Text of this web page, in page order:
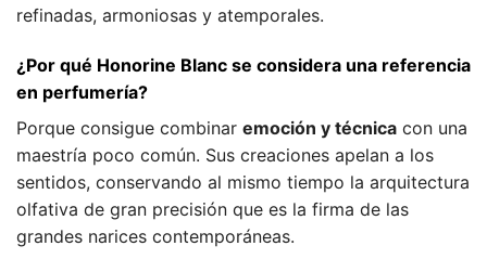
refinadas, armoniosas y atemporales.
¿Por qué Honorine Blanc se considera una referencia
en perfumería?
Porque consigue combinar emoción y técnica con una
maestría poco común. Sus creaciones apelan a los
sentidos, conservando al mismo tiempo la arquitectura
olfativa de gran precisión que es la firma de las
grandes narices contemporáneas.